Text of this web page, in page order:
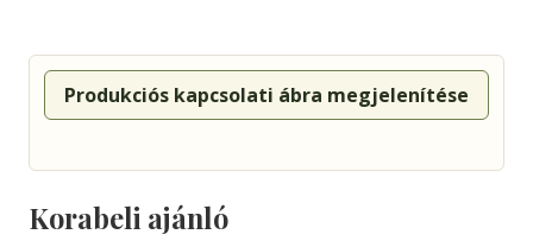
Produkciós kapcsolati ábra megjelenítése
Korabeli ajánló